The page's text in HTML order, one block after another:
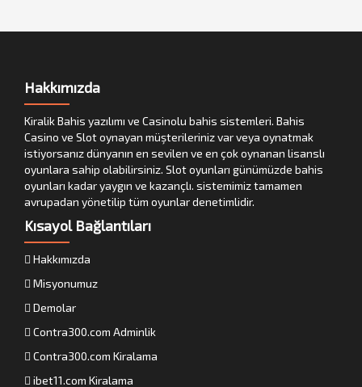
Hakkımızda
Kiralik Bahis yazılımı ve Casinolu bahis sistemleri. Bahis
Casino ve Slot oynayan müşterileriniz var veya oynatmak
istiyorsanız dünyanın en sevilen ve en çok oynanan lisanslı
oyunlara sahip olabilirsiniz. Slot oyunları günümüzde bahis
oyunları kadar yaygın ve kazançlı. sistemimiz tamamen
avrupadan yönetilip tüm oyunlar denetimlidir.
Kısayol Bağlantıları
Hakkımızda
Misyonumuz
Demolar
Contra300.com Adminlik
Contra300.com Kiralama
ibet11.com Kiralama